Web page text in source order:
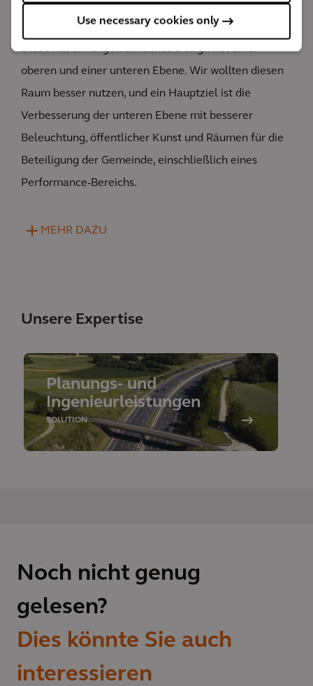
Use necessary cookies only
Wir helfen auch, die Station selbst zu verbessern.
Diese hat ein ungewöhnliches Design mit einer
oberen und einer unteren Ebene. Wir wollten diesen
Raum besser nutzen, und ein Hauptziel ist die
Verbesserung der unteren Ebene mit besserer
Beleuchtung, öffentlicher Kunst und Räumen für die
Beteiligung der Gemeinde, einschließlich eines
Performance-Bereichs.
MEHR DAZU
Unsere Expertise
Planungs- und
Ingenieurleistungen
SOLUTION
Noch nicht genug
gelesen?
Dies könnte Sie auch
interessieren